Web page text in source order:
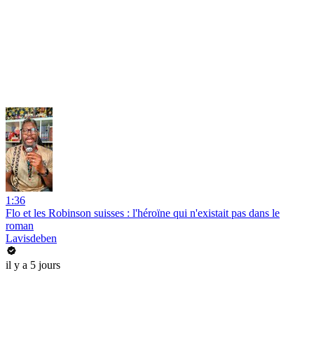
1:36
Flo et les Robinson suisses : l'héroïne qui n'existait pas dans le
roman
Lavisdeben
il y a 5 jours